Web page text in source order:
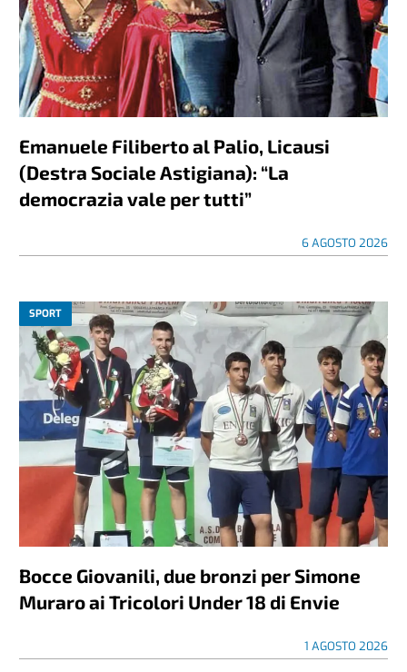
Emanuele Filiberto al Palio, Licausi
(Destra Sociale Astigiana): “La
democrazia vale per tutti”
6 AGOSTO 2026
SPORT
Bocce Giovanili, due bronzi per Simone
Muraro ai Tricolori Under 18 di Envie
1 AGOSTO 2026